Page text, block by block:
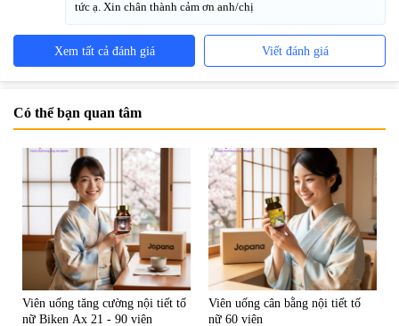
tức ạ. Xin chân thành cảm ơn anh/chị
Xem tất cả đánh giá Viết đánh giá
Có thể bạn quan tâm
Viên uống tăng cường nội tiết tố
nữ Biken Ax 21 - 90 viên
Viên uống cân bằng nội tiết tố
nữ 60 viên